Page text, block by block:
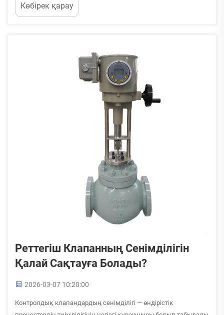
қозғалмалы цилиндрлік ... элементтерін пайдалану арқылы
Көбірек қарау
Реттегіш Клапанның Сенімділігін
Қалай Сақтауға Болады?
2026-03-07 10:20:00
Контролдық клапандардың сенімділігі — өндірістік